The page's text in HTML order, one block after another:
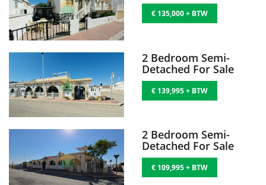
€ 135,000 + BTW
2 Bedroom Semi-
Detached For Sale
€ 139,995 + BTW
2 Bedroom Semi-
Detached For Sale
€ 109,995 + BTW